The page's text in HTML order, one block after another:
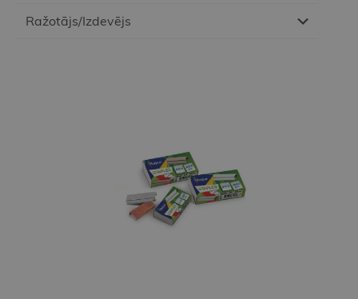
Ražotājs/Izdevējs